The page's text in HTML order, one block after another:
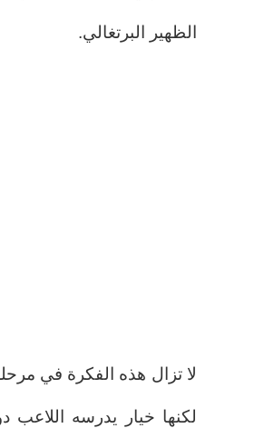
الظهير البرتغالي.
لا تزال هذه الفكرة في
لكنها خيار يدرسه